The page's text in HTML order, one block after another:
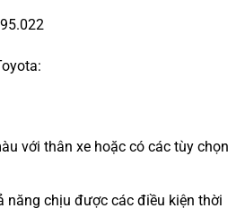
với thân xe hoặc có các tùy chọn
năng chịu được các điều kiện thời